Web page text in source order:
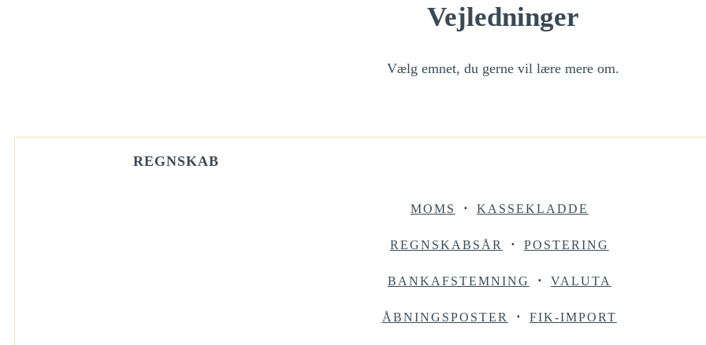
Vejledninger
Vælg emnet, du gerne vil lære mere om.
REGNSKAB
MOMS ⋅ KASSEKLADDE
REGNSKABSÅR ⋅ POSTERING
BANKAFSTEMNING ⋅ VALUTA
ÅBNINGSPOSTER ⋅ FIK-IMPORT